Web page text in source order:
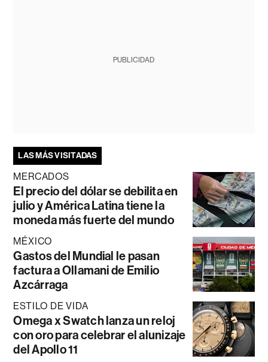
PUBLICIDAD
LAS MÁS VISITADAS
MERCADOS
El precio del dólar se debilita en
julio y América Latina tiene la
moneda más fuerte del mundo
MÉXICO
Gastos del Mundial le pasan
factura a Ollamani de Emilio
Azcárraga
ESTILO DE VIDA
Omega x Swatch lanza un reloj
con oro para celebrar el alunizaje
del Apollo 11